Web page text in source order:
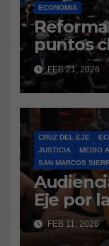
ECONOMIA
puntos
que
las
vuelve a
prueba
ejes
FEB 21, 2026
CRUZ DEL EJE
JUSTICIA
MEDIO
SAN MARCOS
Eje por
vecinos
amparo
FEB 11, 2026